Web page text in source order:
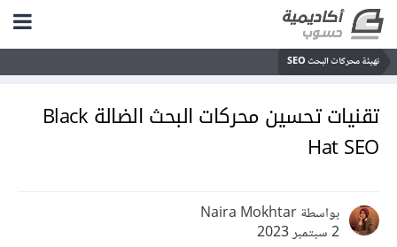
تهيئة محركات البحث SEO
تقنيات تحسين محركات البحث الضالة Black
Hat SEO
بواسطة Naira Mokhtar
2 سبتمبر 2023